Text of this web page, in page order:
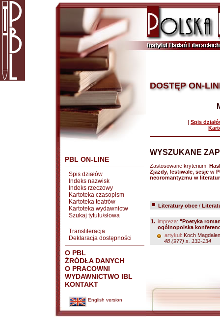
PBL ON-LINE
Spis działów
Indeks nazwisk
Indeks rzeczowy
Kartoteka czasopism
Kartoteka teatrów
Kartoteka wydawnictw
Szukaj tytułu/słowa
Transliteracja
Deklaracja dostępności
O PBL
ŹRÓDŁA DANYCH
O PRACOWNI
WYDAWNICTWO IBL
KONTAKT
English version
DOSTĘP ON-
| Spis
|
WYSZUKANE
Zastosowane kryterium:
Zjazdy, festiwale, sesje w
neoromantyzmu w
Literatury obce /
1. impreza: "Poetyka
ogólnopolska
artykuł: Koch
48 (977) s. 131-134